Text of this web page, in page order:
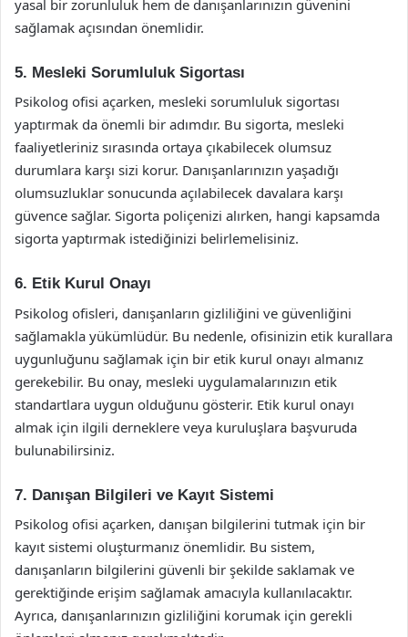
yasal bir zorunluluk hem de danışanlarınızın güvenini
sağlamak açısından önemlidir.
5. Mesleki Sorumluluk Sigortası
Psikolog ofisi açarken, mesleki sorumluluk sigortası
yaptırmak da önemli bir adımdır. Bu sigorta, mesleki
faaliyetleriniz sırasında ortaya çıkabilecek olumsuz
durumlara karşı sizi korur. Danışanlarınızın yaşadığı
olumsuzluklar sonucunda açılabilecek davalara karşı
güvence sağlar. Sigorta poliçenizi alırken, hangi kapsamda
sigorta yaptırmak istediğinizi belirlemelisiniz.
6. Etik Kurul Onayı
Psikolog ofisleri, danışanların gizliliğini ve güvenliğini
sağlamakla yükümlüdür. Bu nedenle, ofisinizin etik kurallara
uygunluğunu sağlamak için bir etik kurul onayı almanız
gerekebilir. Bu onay, mesleki uygulamalarınızın etik
standartlara uygun olduğunu gösterir. Etik kurul onayı
almak için ilgili derneklere veya kuruluşlara başvuruda
bulunabilirsiniz.
7. Danışan Bilgileri ve Kayıt Sistemi
Psikolog ofisi açarken, danışan bilgilerini tutmak için bir
kayıt sistemi oluşturmanız önemlidir. Bu sistem,
danışanların bilgilerini güvenli bir şekilde saklamak ve
gerektiğinde erişim sağlamak amacıyla kullanılacaktır.
Ayrıca, danışanlarınızın gizliliğini korumak için gerekli